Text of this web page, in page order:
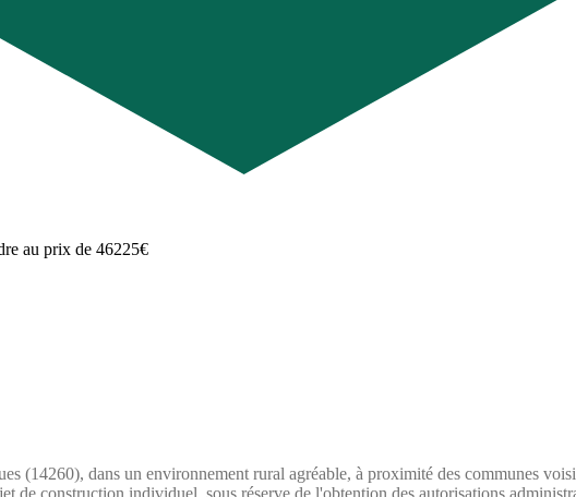
(14260), dans un environnement rural agréable, à proximité des communes
de construction individuel, sous réserve de l'obtention des autorisations